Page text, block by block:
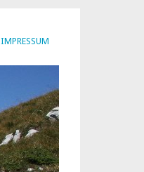
IMPRESSUM